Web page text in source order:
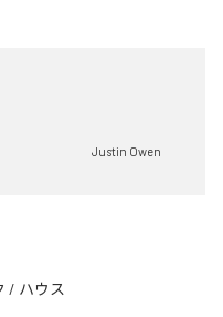
Justin Owen
/ ハウス